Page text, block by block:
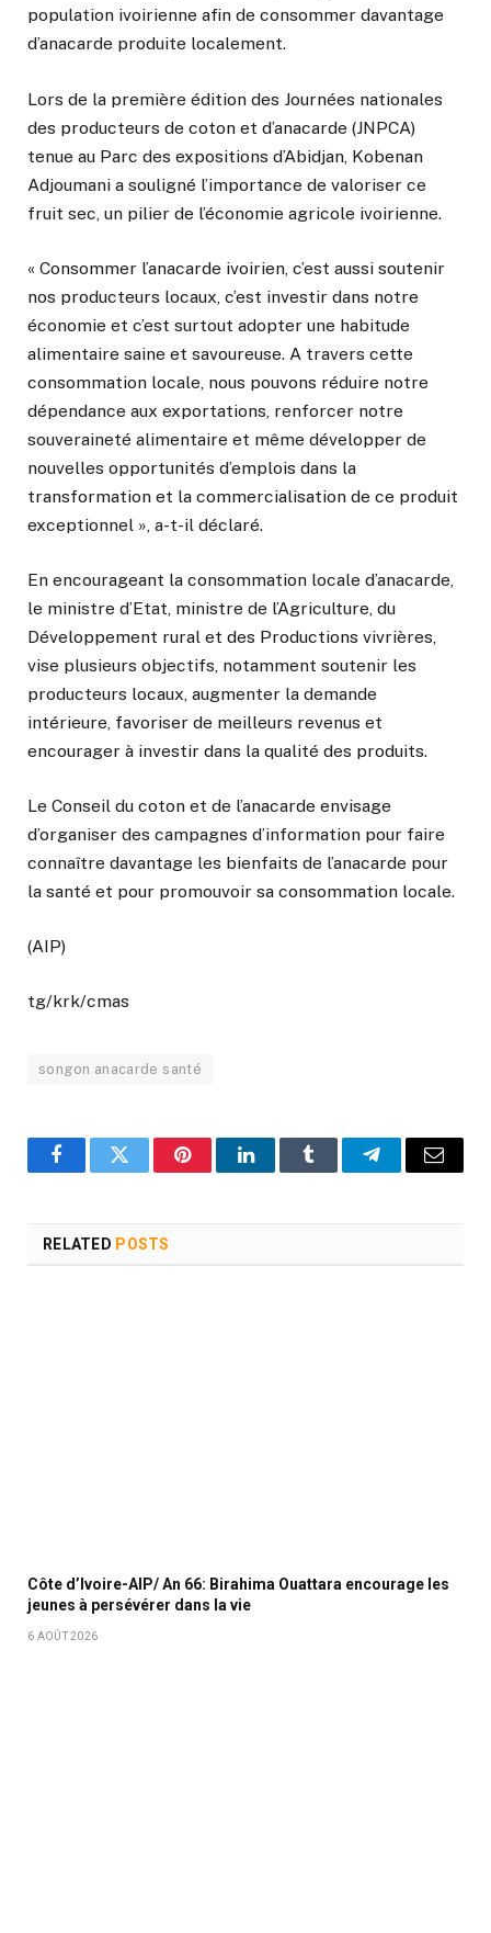
population ivoirienne afin de consommer davantage
d’anacarde produite localement.
Lors de la première édition des Journées nationales
des producteurs de coton et d’anacarde (JNPCA)
tenue au Parc des expositions d’Abidjan, Kobenan
Adjoumani a souligné l’importance de valoriser ce
fruit sec, un pilier de l’économie agricole ivoirienne.
« Consommer l’anacarde ivoirien, c’est aussi soutenir
nos producteurs locaux, c’est investir dans notre
économie et c’est surtout adopter une habitude
alimentaire saine et savoureuse. A travers cette
consommation locale, nous pouvons réduire notre
dépendance aux exportations, renforcer notre
souveraineté alimentaire et même développer de
nouvelles opportunités d’emplois dans la
transformation et la commercialisation de ce produit
exceptionnel », a-t-il déclaré.
En encourageant la consommation locale d’anacarde,
le ministre d’Etat, ministre de l’Agriculture, du
Développement rural et des Productions vivrières,
vise plusieurs objectifs, notamment soutenir les
producteurs locaux, augmenter la demande
intérieure, favoriser de meilleurs revenus et
encourager à investir dans la qualité des produits.
Le Conseil du coton et de l’anacarde envisage
d’organiser des campagnes d’information pour faire
connaître davantage les bienfaits de l’anacarde pour
la santé et pour promouvoir sa consommation locale.
(AIP)
tg/krk/cmas
songon anacarde santé
FacebookTwitter PinterestLinkedInTumblr TelegramEmail
RELATED POSTS
Côte d’Ivoire-AIP/ An 66: Birahima Ouattara encourage les
jeunes à persévérer dans la vie
6 AOÛT 2026